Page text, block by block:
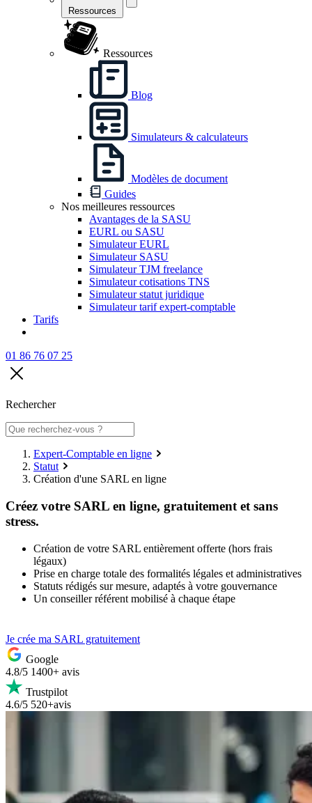
Ressources
Ressources
Blog
Simulateurs & calculateurs
Modèles de document
Guides
Nos meilleures ressources
Avantages de la SASU
EURL ou SASU
Simulateur EURL
Simulateur SASU
Simulateur TJM freelance
Simulateur cotisations TNS
Simulateur statut juridique
Simulateur tarif expert-comptable
Tarifs
01 86 76 07 25
Rechercher
Expert-Comptable en ligne
Statut
Création d'une SARL en ligne
Créez votre SARL en ligne, gratuitement et sans
stress.
Création de votre SARL entièrement offerte (hors frais
légaux)
Prise en charge totale des formalités légales et administratives
Statuts rédigés sur mesure, adaptés à votre gouvernance
Un conseiller référent mobilisé à chaque étape
Je crée ma SARL gratuitement
Google
4.8/5 1400+ avis
Trustpilot
4.6/5 520+avis